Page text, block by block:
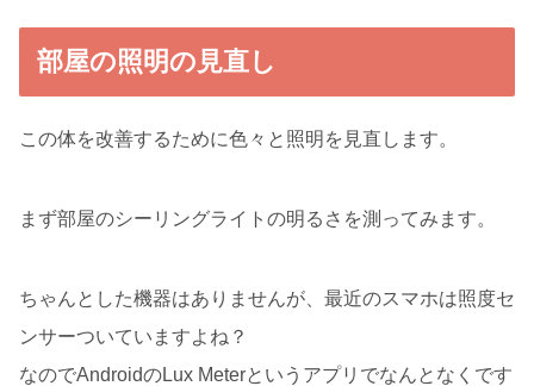
部屋の照明の見直し
この体を改善するために色々と照明を見直します。
まず部屋のシーリングライトの明るさを測ってみます。
ちゃんとした機器はありませんが、最近のスマホは照度セ
ンサーついていますよね？
なのでAndroidのLux Meterというアプリでなんとなくです